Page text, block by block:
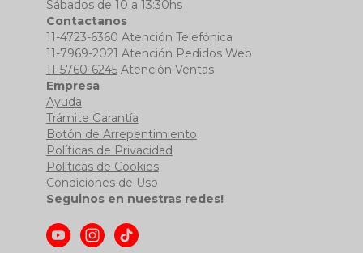
Sábados de 10 a 13:30hs
Contactanos
11-4723-6360 Atención Telefónica
11-7969-2021 Atención Pedidos Web
11-5760-6245Atención Ventas
Empresa
Ayuda
Trámite Garantía
Botón de Arrepentimiento
Políticas de Privacidad
Políticas de Cookies
Condiciones de Uso
Seguinos en nuestras redes!